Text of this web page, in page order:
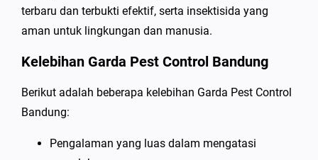
terbaru dan terbukti efektif, serta insektisida yang
aman untuk lingkungan dan manusia.
Kelebihan Garda Pest Control Bandung
Berikut adalah beberapa kelebihan Garda Pest Control
Bandung:
Pengalaman yang luas dalam mengatasi